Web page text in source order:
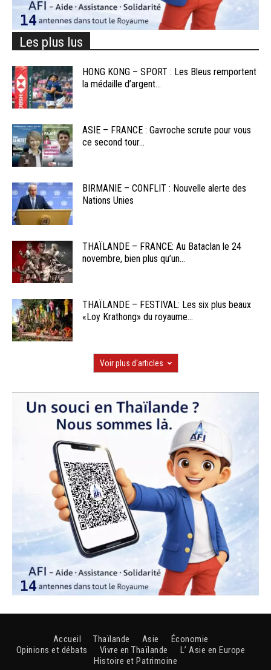
Les plus lus
HONG KONG – SPORT : Les Bleus remportent
la médaille d’argent...
ASIE – FRANCE : Gavroche scrute pour vous
ce second tour...
BIRMANIE – CONFLIT : Nouvelle alerte des
Nations Unies
THAÏLANDE – FRANCE: Au Bataclan le 24
novembre, bien plus qu’un...
THAÏLANDE – FESTIVAL: Les six plus beaux
«Loy Krathong» du royaume...
Voir plus d'articles
Accueil Thaïlande Asie
Économie
Opinions et débats
Vivre en Thaïlande
L’ Asie en Europe
Histoire et Patrimoine